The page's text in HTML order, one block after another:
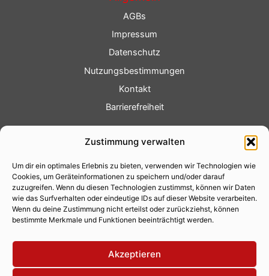
Zustimmung verwalten
Um dir ein optimales Erlebnis zu bieten, verwenden wir Technologien wie
Cookies, um Geräteinformationen zu speichern und/oder darauf
zuzugreifen. Wenn du diesen Technologien zustimmst, können wir Daten
wie das Surfverhalten oder eindeutige IDs auf dieser Website verarbeiten.
Wenn du deine Zustimmung nicht erteilst oder zurückziehst, können
bestimmte Merkmale und Funktionen beeinträchtigt werden.
Akzeptieren
AGBs
Impressum
Datenschutz
Nutzungsbestimmungen
Kontakt
Barrierefreiheit
Fotoservice
Videoservice
Werbung
Contenterstellung
Lokalnachrichten
Lokalfernsehen
Eventkalender